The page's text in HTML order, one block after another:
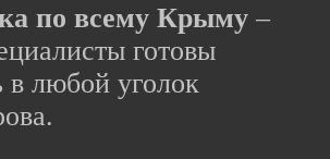
по всему Крыму –
готовы
в любой уголок